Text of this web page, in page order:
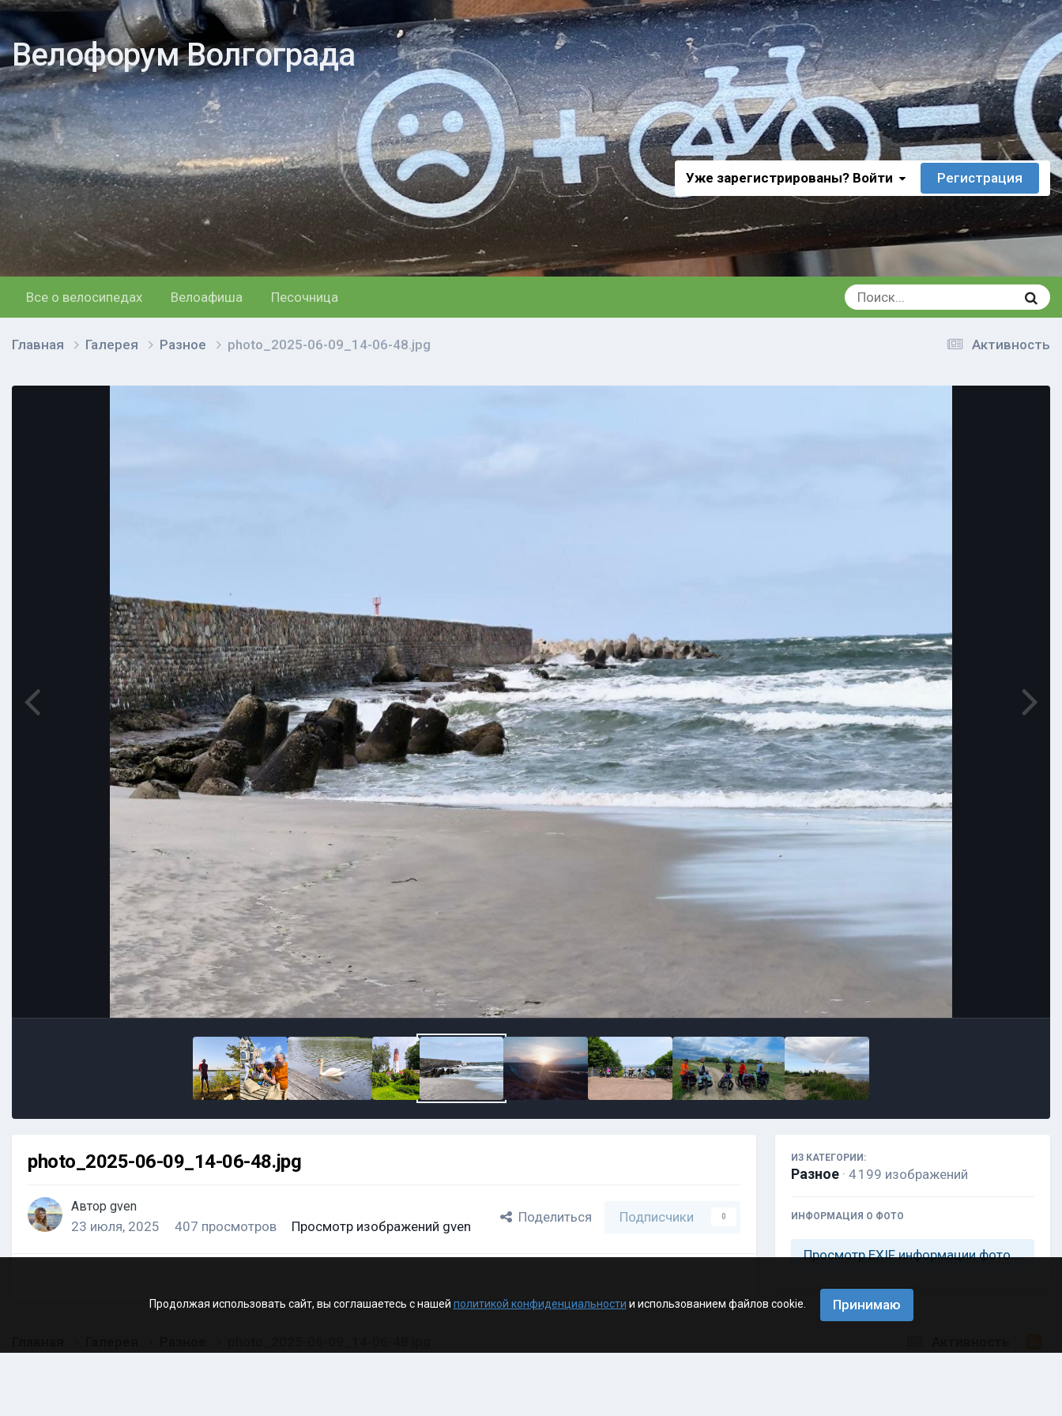
Велофорум Волгограда
Уже зарегистрированы? Войти Регистрация
Все о велосипедах Велоафиша Песочница
Активность
Главная Галерея Разное photo_2025-06-09_14-06-48.jpg
photo_2025-06-09_14-06-48.jpg
Автор gven
23 июля, 2025 407 просмотров Просмотр изображений gven
Поделиться Подписчики 0
ИЗ КАТЕГОРИИ:
Разное · 4 199 изображений
ИНФОРМАЦИЯ О ФОТО
Просмотр EXIF информации фотографии
Продолжая использовать сайт, вы соглашаетесь с нашей политикой конфиденциальности и использованием файлов cookie. Принимаю